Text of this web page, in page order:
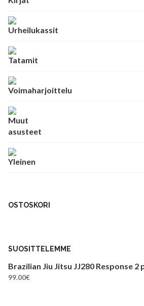
OSTOSKORI
SUOSITTELEMME
Brazilian Jiu Jitsu JJ280 Response 2
99.00€